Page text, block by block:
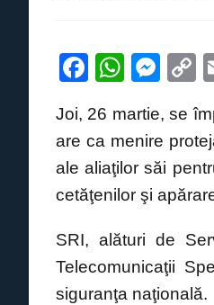
F
c
e
b
o
o
k
W
at
s
A
p
p
M
ss
e
n
g
er
p
y
n
k
Joi, 26 martie, se
are ca menire
ale aliaţilor săi
cetăţenilor şi
SRI, alături de
Telecomunicaţii
siguranţa naţională.